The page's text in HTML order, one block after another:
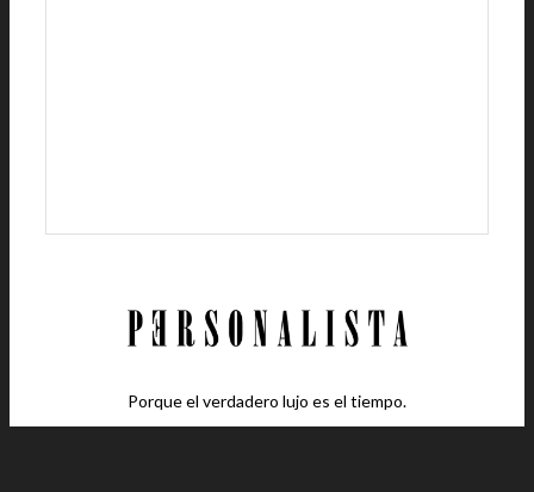
Porque el verdadero lujo es el tiempo.